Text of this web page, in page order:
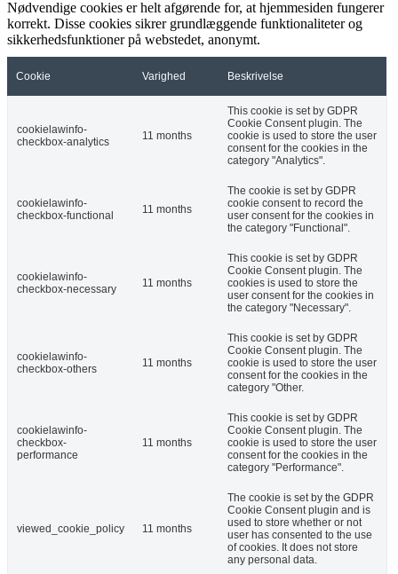
Nødvendige cookies er helt afgørende for, at hjemmesiden fungerer
korrekt. Disse cookies sikrer grundlæggende funktionaliteter og
sikkerhedsfunktioner på webstedet, anonymt.
Cookie Varighed Beskrivelse
cookielawinfo-
checkbox-analytics
11 months
This cookie is set by GDPR
Cookie Consent plugin. The
cookie is used to store the user
consent for the cookies in the
category "Analytics".
cookielawinfo-
checkbox-functional
11 months
The cookie is set by GDPR
cookie consent to record the
user consent for the cookies in
the category "Functional".
cookielawinfo-
checkbox-necessary
11 months
This cookie is set by GDPR
Cookie Consent plugin. The
cookies is used to store the
user consent for the cookies in
the category "Necessary".
cookielawinfo-
checkbox-others
11 months
This cookie is set by GDPR
Cookie Consent plugin. The
cookie is used to store the user
consent for the cookies in the
category "Other.
cookielawinfo-
checkbox-
performance
11 months
This cookie is set by GDPR
Cookie Consent plugin. The
cookie is used to store the user
consent for the cookies in the
category "Performance".
viewed_cookie_policy 11 months
The cookie is set by the GDPR
Cookie Consent plugin and is
used to store whether or not
user has consented to the use
of cookies. It does not store
any personal data.